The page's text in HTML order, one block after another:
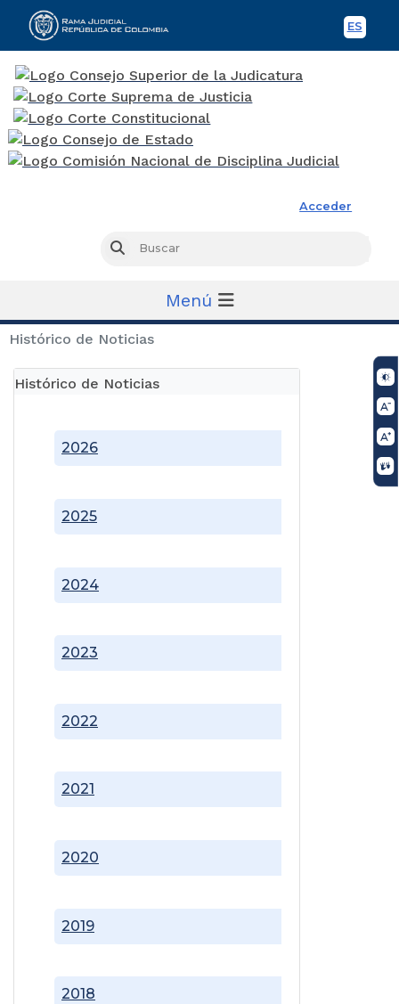
ES
Acceder
Buscar
Menú
Histórico de Noticias
Histórico de Noticias
2018
2019
2020
2021
2022
2023
2024
2025
2026